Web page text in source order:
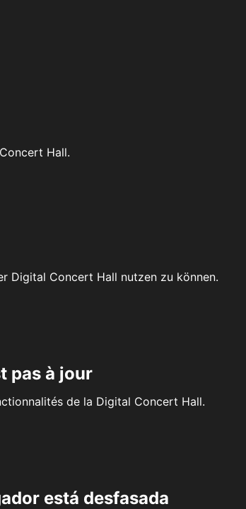
Hall.
Digital Concert Hall nutzen zu können.
pas à jour
de la Digital Concert Hall.
está desfasada